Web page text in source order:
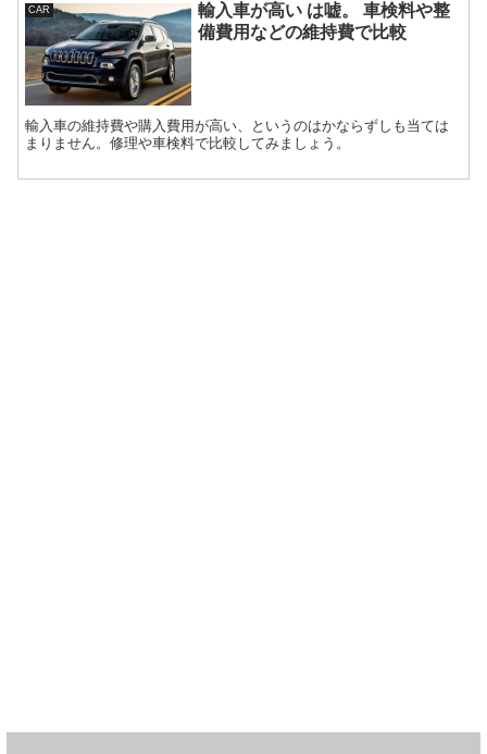
CAR
輸入車が高い は嘘。 車検料や整
備費用などの維持費で比較
輸入車の維持費や購入費用が高い、というのはかならずしも当ては
まりません。修理や車検料で比較してみましょう。